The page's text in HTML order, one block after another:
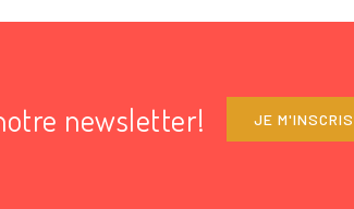
newsletter! JE M'INSCRIS